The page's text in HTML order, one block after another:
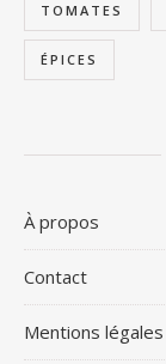
TOMATES
ÉPICES
À propos
Contact
Mentions légales